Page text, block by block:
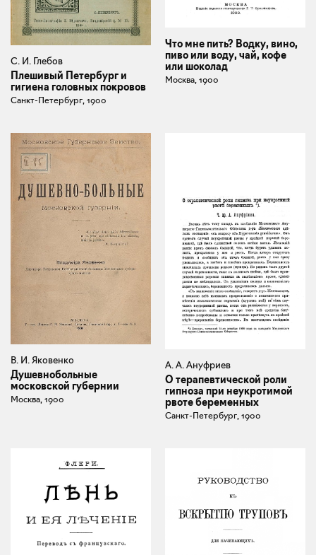
С. И. Глебов
Плешивый Петербург и
гигиена головных покровов
Санкт-Петербург, 1900
Что мне пить? Водку, вино,
пиво или воду, чай, кофе
или шоколад
Москва, 1900
В. И. Яковенко
Душевнобольные
московской губернии
Москва, 1900
А. А. Ануфриев
О терапевтической роли
гипноза при неукротимой
рвоте беременных
Санкт-Петербург, 1900